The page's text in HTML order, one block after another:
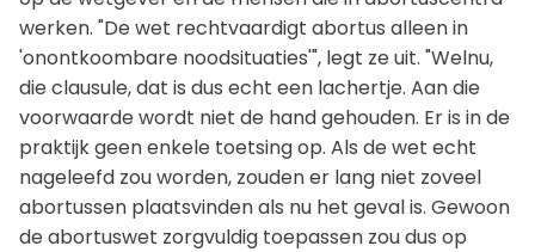
werken. "De wet rechtvaardigt abortus alleen in
'onontkoombare noodsituaties'", legt ze uit. "Welnu,
die clausule, dat is dus echt een lachertje. Aan die
voorwaarde wordt niet de hand gehouden. Er is in de
praktijk geen enkele toetsing op. Als de wet echt
nageleefd zou worden, zouden er lang niet zoveel
abortussen plaatsvinden als nu het geval is. Gewoon
de abortuswet zorgvuldig toepassen zou dus op